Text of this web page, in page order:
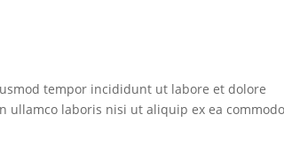
tempor incididunt ut labore et dolore
ullamco laboris nisi ut aliquip ex ea